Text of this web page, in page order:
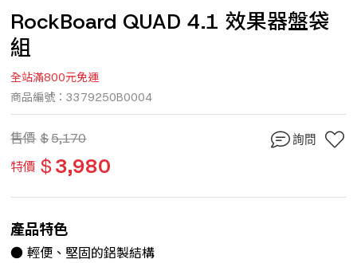
RockBoard QUAD 4.1 效果器盤袋
組
全站滿800元免運
商品編號：3379250B0004
售價 $5,170
特價 $3,980
詢問
產品特色
● 輕便、堅固的鋁製結構